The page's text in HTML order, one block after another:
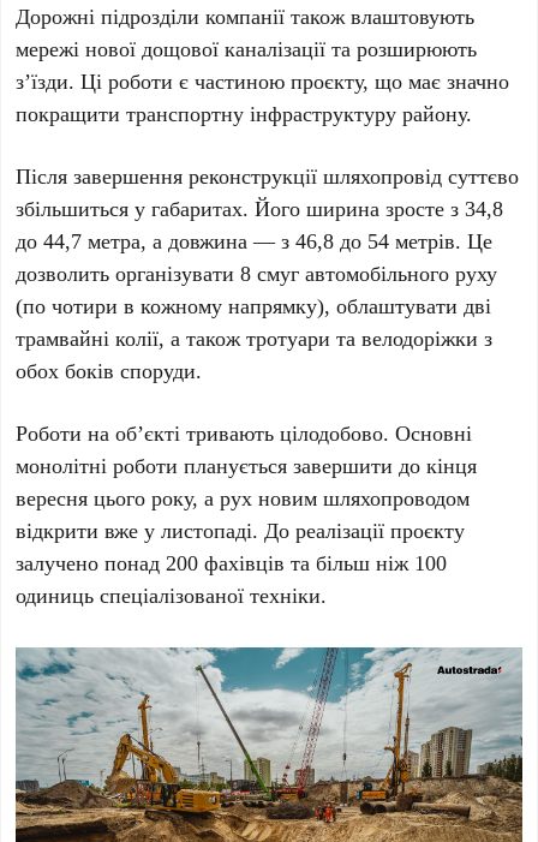
Дорожні підрозділи компанії також влаштовують
мережі нової дощової каналізації та розширюють
з’їзди. Ці роботи є частиною проєкту, що має значно
покращити транспортну інфраструктуру району.
Після завершення реконструкції шляхопровід суттєво
збільшиться у габаритах. Його ширина зросте з34,8
до44,7 метра, а довжина — з46,8 до 54 метрів. Це
дозволить організувати8 смуг автомобільного руху
(по чотири в кожному напрямку), облаштувати дві
трамвайні колії, а також тротуари та велодоріжки з
обох боків споруди.
Роботи на об’єкті тривають цілодобово. Основні
монолітні роботи планується завершити до кінця
вересня цього року, а рух новим шляхопроводом
відкрити вже улистопаді. До реалізації проєкту
залучено понад200 фахівців та більш ніж 100
одиниць спеціалізованої техніки.